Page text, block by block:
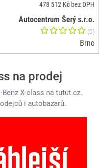
478 512 Kč bez DPH
Autocentrum Šerý s.r.o.
(0)
Brno
na prodej
X-class na tutut.cz.
i autobazarů.